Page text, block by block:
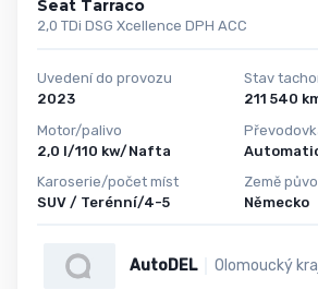
Seat Tarraco
2,0 TDi DSG Xcellence DPH ACC
Uvedení do provozu
2023
Motor/palivo
2,0 l/110 kw/Nafta
Karoserie/počet míst
SUV / Terénní/4-5
Stav
211
Země
Německo
AutoDEL Olomoucký